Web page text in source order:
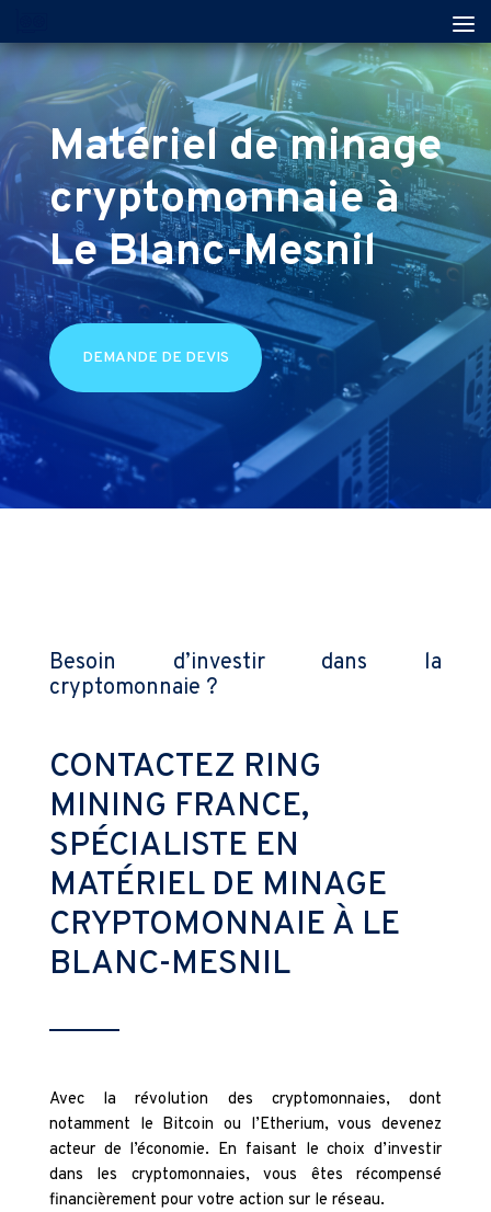
Matériel de minage
cryptomonnaie à
Le Blanc-Mesnil
DEMANDE DE DEVIS
Besoin d’investir dans la
cryptomonnaie ?
CONTACTEZ RING
MINING FRANCE,
SPÉCIALISTE EN
MATÉRIEL DE MINAGE
CRYPTOMONNAIE À LE
BLANC-MESNIL
Avec la révolution des cryptomonnaies, dont
notamment le Bitcoin ou l’Etherium, vous devenez
acteur de l’économie. En faisant le choix d’investir
dans les cryptomonnaies, vous êtes récompensé
financièrement pour votre action sur le réseau.